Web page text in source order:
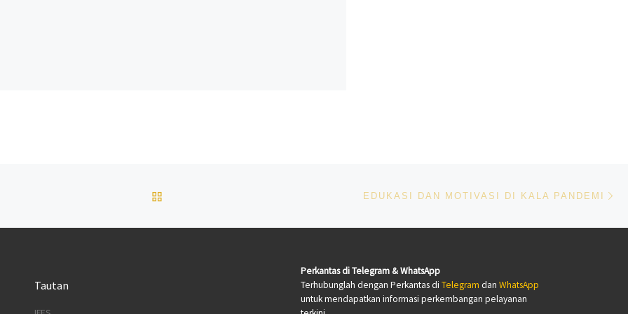
EDUKASI DAN MOTIVASI DI KALA PANDEMI
Tautan
Perkantas di Telegram & WhatsApp
Terhubunglah dengan Perkantas di Telegram dan WhatsApp
untuk mendapatkan informasi perkembangan pelayanan